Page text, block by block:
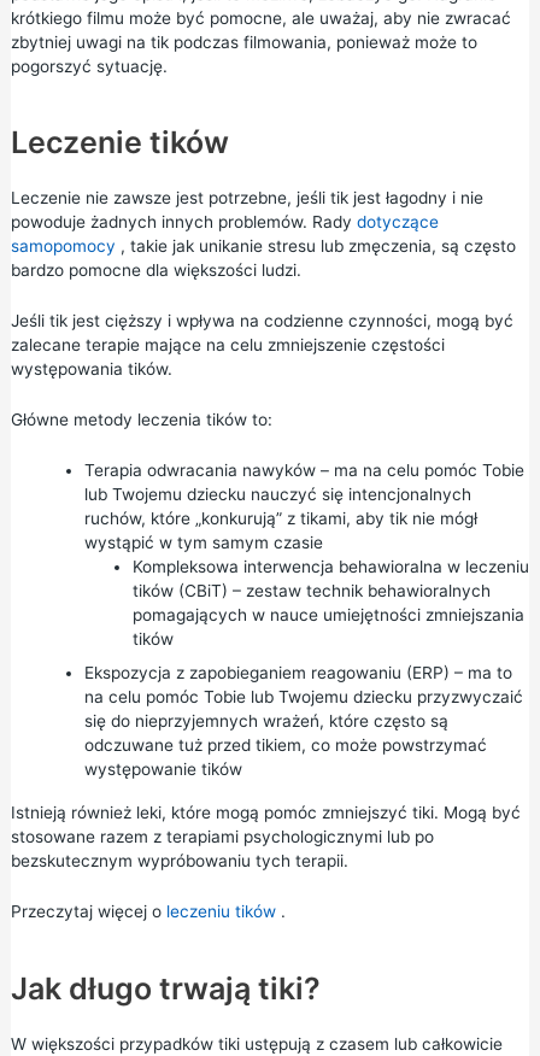
krótkiego filmu może być pomocne, ale uważaj, aby nie zwracać
zbytniej uwagi na tik podczas filmowania, ponieważ może to
pogorszyć sytuację.
Leczenie tików
Leczenie nie zawsze jest potrzebne, jeśli tik jest łagodny i nie
powoduje żadnych innych problemów. Rady dotyczące
samopomocy , takie jak unikanie stresu lub zmęczenia, są często
bardzo pomocne dla większości ludzi.
Jeśli tik jest cięższy i wpływa na codzienne czynności, mogą być
zalecane terapie mające na celu zmniejszenie częstości
występowania tików.
Główne metody leczenia tików to:
Terapia odwracania nawyków – ma na celu pomóc Tobie
lub Twojemu dziecku nauczyć się intencjonalnych
ruchów, które „konkurują” z tikami, aby tik nie mógł
wystąpić w tym samym czasie
Kompleksowa interwencja behawioralna w leczeniu
tików (CBiT) – zestaw technik behawioralnych
pomagających w nauce umiejętności zmniejszania
tików
Ekspozycja z zapobieganiem reagowaniu (ERP) – ma to
na celu pomóc Tobie lub Twojemu dziecku przyzwyczaić
się do nieprzyjemnych wrażeń, które często są
odczuwane tuż przed tikiem, co może powstrzymać
występowanie tików
Istnieją również leki, które mogą pomóc zmniejszyć tiki. Mogą być
stosowane razem z terapiami psychologicznymi lub po
bezskutecznym wypróbowaniu tych terapii.
Przeczytaj więcej o leczeniu tików.
Jak długo trwają tiki?
W większości przypadków tiki ustępują z czasem lub całkowicie